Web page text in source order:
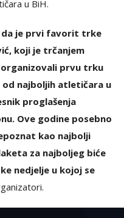
u BiH.
da je prvi favorit trke
koji je trčanjem
organizovali prvu trku
od najboljih atletičara u
proglašenja
Ove godine posebno
kao najbolji
za najboljeg biće
nedjelje u kojoj se